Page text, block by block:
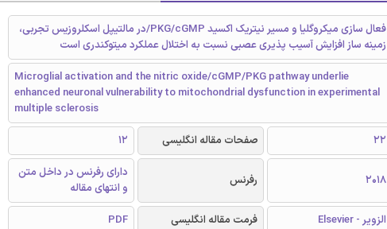
فعال سازی میکروگلیا و مسیر نیتریک اکسید PKG/cGMP/در مالتیپل اسکلروزیس تجربی،
زمینه ساز افزایش آسیب پذیری عصبی نسبت به اختلال عملکرد میتوکندری است
Microglial activation and the nitric oxide/cGMP/PKG pathway underlie
enhanced neuronal vulnerability to mitochondrial dysfunction in experimental
multiple sclerosis
22 صفحات مقاله انگلیسی 12
2018 رفرنس
دارای رفرنس در داخل متن
و انتهای مقاله
الزویر - Elsevier فرمت مقاله انگلیسی PDF